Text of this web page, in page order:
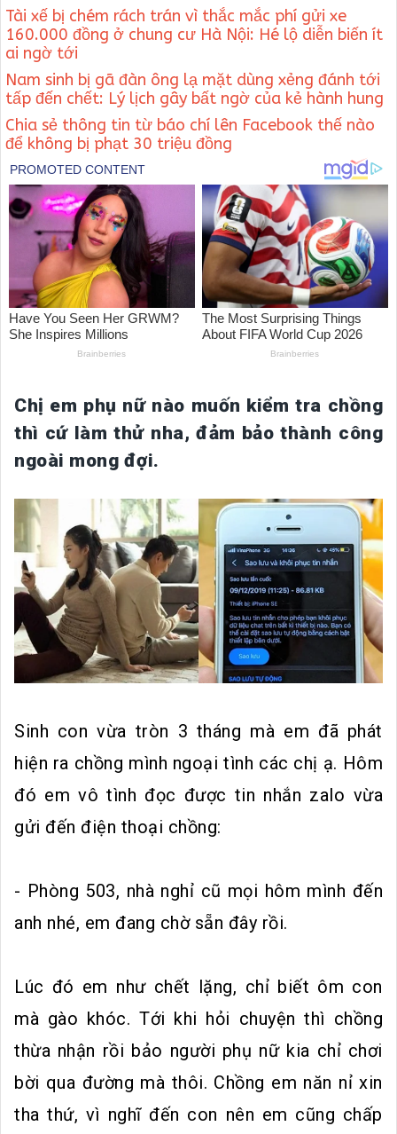
Tài xế bị chém rách trán vì thắc mắc phí gửi xe
160.000 đồng ở chung cư Hà Nội: Hé lộ diễn biến ít
ai ngờ tới
Nam sinh bị gã đàn ông lạ mặt dùng xẻng đánh tới
tấp đến chết: Lý lịch gây bất ngờ của kẻ hành hung
Chia sẻ thông tin từ báo chí lên Facebook thế nào
để không bị phạt 30 triệu đồng
Chị em phụ nữ nào muốn kiểm tra chồng
thì cứ làm thử nha, đảm bảo thành công
ngoài mong đợi.
Sinh con vừa tròn 3 tháng mà em đã phát
hiện ra chồng mình ngoại tình các chị ạ. Hôm
đó em vô tình đọc được tin nhắn zalo vừa
gửi đến điện thoại chồng:
- Phòng 503, nhà nghỉ cũ mọi hôm mình đến
anh nhé, em đang chờ sẵn đây rồi.
Lúc đó em như chết lặng, chỉ biết ôm con
mà gào khóc. Tới khi hỏi chuyện thì chồng
thừa nhận rồi bảo người phụ nữ kia chỉ chơi
bời qua đường mà thôi. Chồng em năn nỉ xin
tha thứ, vì nghĩ đến con nên em cũng chấp